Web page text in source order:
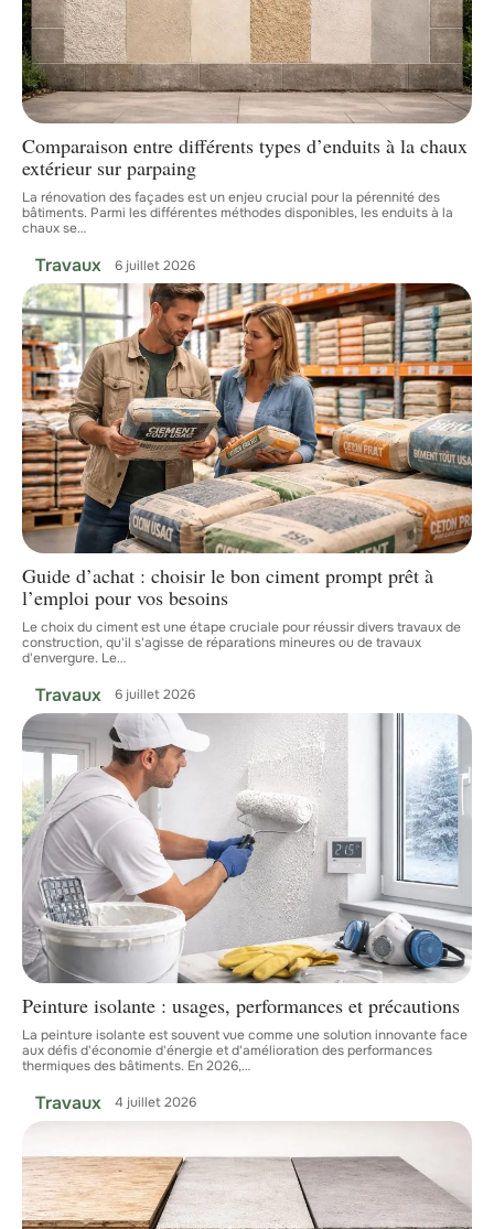
Comparaison entre différents types d’enduits à la chaux
extérieur sur parpaing
La rénovation des façades est un enjeu crucial pour la pérennité des
bâtiments. Parmi les différentes méthodes disponibles, les enduits à la
chaux se…
Travaux 6 juillet 2026
Guide d’achat : choisir le bon ciment prompt prêt à
l’emploi pour vos besoins
Le choix du ciment est une étape cruciale pour réussir divers travaux de
construction, qu'il s'agisse de réparations mineures ou de travaux
d'envergure. Le…
Travaux 6 juillet 2026
Peinture isolante : usages, performances et précautions
La peinture isolante est souvent vue comme une solution innovante face
aux défis d'économie d'énergie et d'amélioration des performances
thermiques des bâtiments. En 2026,…
Travaux 4 juillet 2026